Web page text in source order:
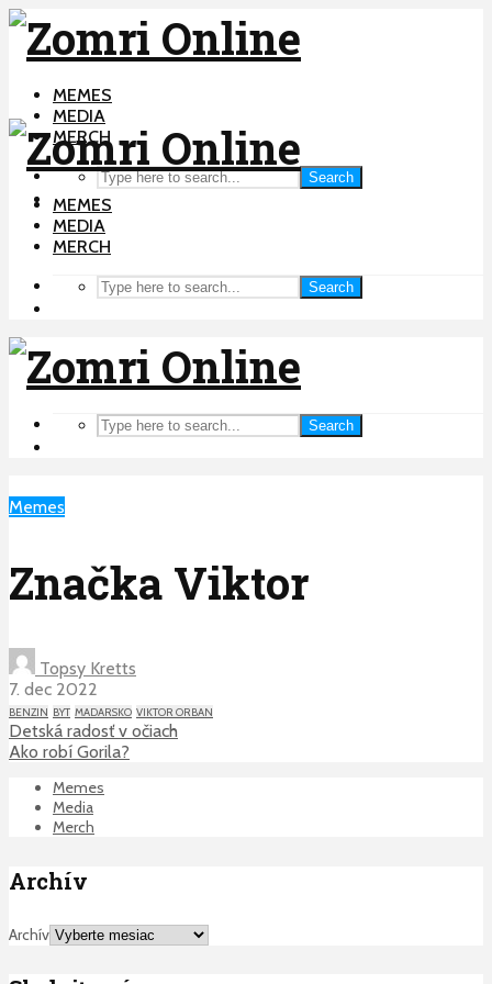
MEMES
MEDIA
MERCH
Search
MEMES
MEDIA
MERCH
Search
Search
Memes
Značka Viktor
Topsy Kretts
7. dec 2022
BENZIN BYT MADARSKO VIKTOR ORBAN
Detská radosť v očiach
Ako robí Gorila?
Memes
Media
Merch
Archív
Archív